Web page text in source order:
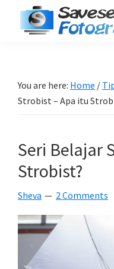
Pemula
-
Tutorial
-
-
Traveling
You are here: Home /
Strobist – Apa itu
Seri Belajar
Strobist?
Sheva 2 Comments